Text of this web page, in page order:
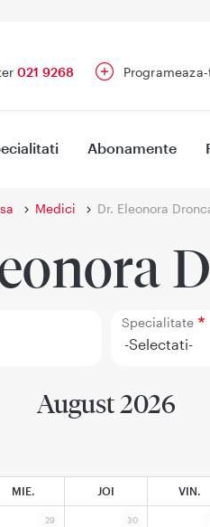
021 9268
Abonamente
Medici Dr. Eleonora
Specialitate
August 2026
MIE. JOI VIN.
29 30